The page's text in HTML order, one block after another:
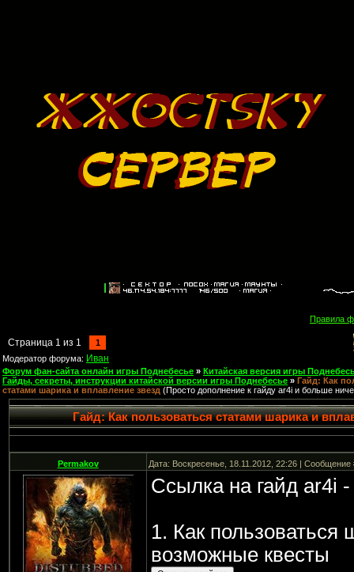
Правила
Страница 1 из 1
1
Модератор форума: Иван
Форум фан-сайта онлайн игры Поднебесье » Китайская версия игры
Гайды, секреты, инструкции китайской версии игры Поднебесье » Гайд: Как
статами шарика и вплавление звезд (Просто дополнение к гайду ar4i и больше
Гайд: Как пользоваться статами шарика и
Permakov Дата: Воскресенье, 18.11.2012, 22:26 | Сообщение
Ссылка на гайд ar4i
1. Как пользоваться
возможные квесты